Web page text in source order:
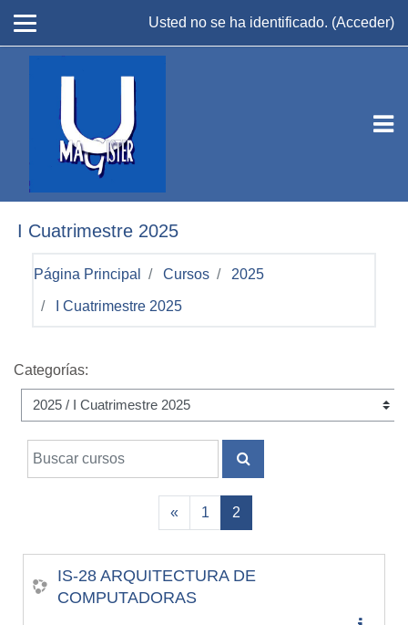
Usted no se ha identificado. (Acceder)
I Cuatrimestre 2025
Página Principal Cursos 2025
I Cuatrimestre 2025
Categorías:
Buscar cursos
BUSCAR CURSOS
« Anterior
1 2
IS-28 ARQUITECTURA DE
COMPUTADORAS